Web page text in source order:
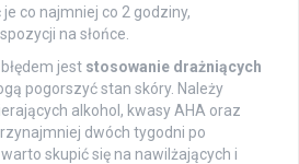
co najmniej co 2 godziny,
na słońce.
jest stosowanie drażniących
pogorszyć stan skóry. Należy
alkohol, kwasy AHA oraz
dwóch tygodni po
skupić się na nawilżających i